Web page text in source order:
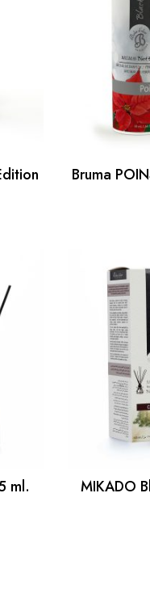
Bruma
ml.
MIKADO